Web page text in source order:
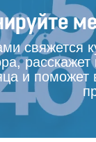
свяжется
расскажет
и поможет